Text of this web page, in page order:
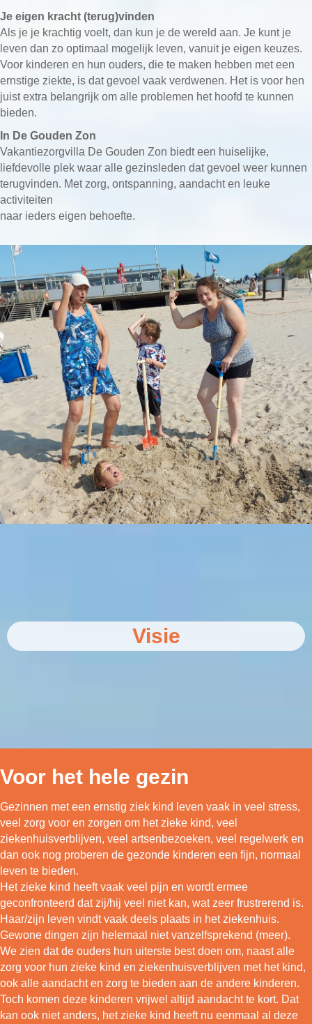
Je eigen kracht (terug)vinden
Als je je krachtig voelt, dan kun je de wereld aan. Je kunt je
leven dan zo optimaal mogelijk leven, vanuit je eigen keuzes.
Voor kinderen en hun ouders, die te maken hebben met een
ernstige ziekte, is dat gevoel vaak verdwenen. Het is voor hen
juist extra belangrijk om alle problemen het hoofd te kunnen
bieden.
In De Gouden Zon
Vakantiezorgvilla De Gouden Zon biedt een huiselijke,
liefdevolle plek waar alle gezinsleden dat gevoel weer kunnen
terugvinden. Met zorg, ontspanning, aandacht en leuke
activiteiten
naar ieders eigen behoefte.
Visie
Voor het hele gezin
Gezinnen met een ernstig ziek kind leven vaak in veel stress,
veel zorg voor en zorgen om het zieke kind, veel
ziekenhuisverblijven, veel artsenbezoeken, veel regelwerk en
dan ook nog proberen de gezonde kinderen een fijn, normaal
leven te bieden.
Het zieke kind heeft vaak veel pijn en wordt ermee
geconfronteerd dat zij/hij veel niet kan, wat zeer frustrerend is.
Haar/zijn leven vindt vaak deels plaats in het ziekenhuis.
Gewone dingen zijn helemaal niet vanzelfsprekend (meer).
We zien dat de ouders hun uiterste best doen om, naast alle
zorg voor hun zieke kind en ziekenhuisverblijven met het kind,
ook alle aandacht en zorg te bieden aan de andere kinderen.
Toch komen deze kinderen vrijwel altijd aandacht te kort. Dat
kan ook niet anders, het zieke kind heeft nu eenmaal al deze